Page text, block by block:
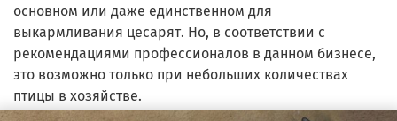
основном или даже единственном для
выкармливания цесарят. Но, в соответствии с
рекомендациями профессионалов в данном бизнесе,
это возможно только при небольших количествах
птицы в хозяйстве.